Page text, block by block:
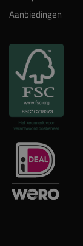
Aanbiedingen